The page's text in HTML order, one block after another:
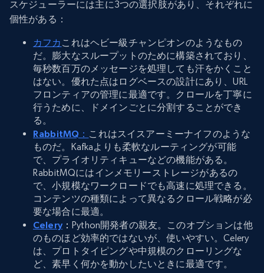
スケジューラーには主に3つの選択肢があり、それぞれに
個性がある：
カフカ これはヘビー級チャンピオンのようなもの
だ。膨大なスループットのために構築されており、
毎秒数百万のメッセージを処理しても汗をかくこと
はない。優れた点はログベースの設計にあり、URL
フロンティアの管理に最適です。クロールを丁寧に
行うために、ドメインごとに分割することができ
る。
RabbitMQ： これはスイスアーミーナイフのような
ものだ。Kafkaよりも柔軟なルーティングが可能
で、プライオリティキューなどの機能がある。
RabbitMQにはインメモリーストレージがあるの
で、小規模なワークロードでも高速に処理できる。
コンテンツの種類によって異なるクロール戦略が必
要な場合に最適。
Celery：Python開発者の親友。このオプションは他
のものほど効率的ではないが、使いやすい。Celery
は、プロトタイピングや中規模のクローリングな
ど、素早く何かを動かしたいときに最適です。